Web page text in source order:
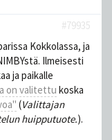
#79935
Kokkolassa, ja
Ilmeisesti
ja paikalle
on valitettu koska
(Valittajan
huipputuote.).